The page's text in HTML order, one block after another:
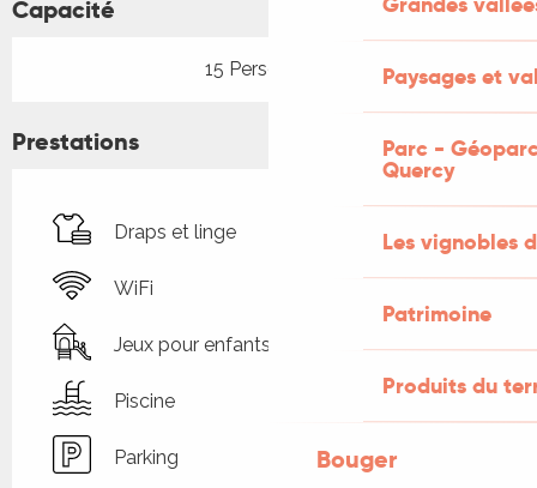
Paysages et
Parc -
Quercy
Les vignobles
Patrimoine
Produits du
Bouger
Capacité
15 Personne(s)
Prestations
Draps et linge
WiFi
Jeux pour enfants / Espace jeux
Piscine
Parking